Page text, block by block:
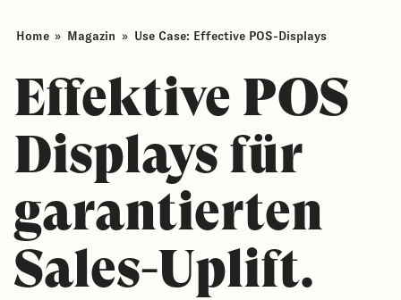
Home » Magazin » Use Case: Effective POS-Displays
Effektive POS
Displays für
garantierten
Sales-Uplift.